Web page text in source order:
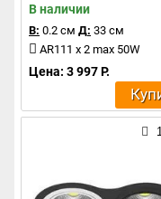
В наличии
В: 0.2 см Д: 33 см
AR111 x 2 max 50W
Цена: 3 997 Р.